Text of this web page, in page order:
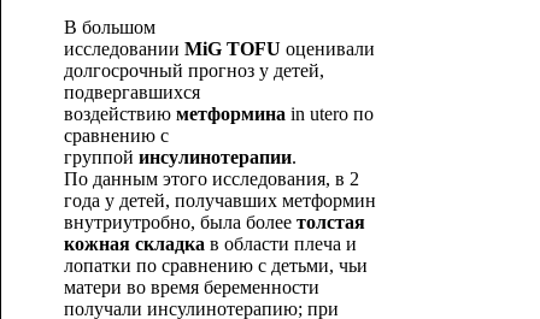
В большом
исследовании MiG TOFU оценивали
долгосрочный прогноз у детей,
подвергавшихся
воздействию метформина in utero по
сравнению с
группой инсулинотерапии.
По данным этого исследования, в 2
года у детей, получавших метформин
внутриутробно, была более толстая
кожная складка в области плеча и
лопатки по сравнению с детьми, чьи
матери во время беременности
получали инсулинотерапию; при